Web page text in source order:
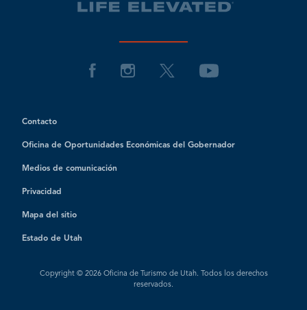
Contacto
Oficina de Oportunidades Económicas del Gobernador
Medios de comunicación
Privacidad
Mapa del sitio
Estado de Utah
Copyright © 2026 Oficina de Turismo de Utah. Todos los derechos
reservados.